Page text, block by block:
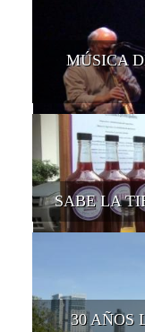
MÚSICA
SABE LA
30 AÑOS